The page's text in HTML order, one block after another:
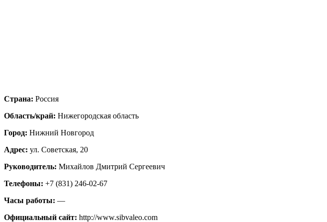
Страна: Россия
Область/край: Нижегородская область
Город: Нижний Новгород
Адрес: ул. Советская, 20
Руководитель: Михайлов Дмитрий Сергеевич
Телефоны: +7 (831) 246-02-67
Часы работы: —
Официальный сайт: http://www.sibvaleo.com